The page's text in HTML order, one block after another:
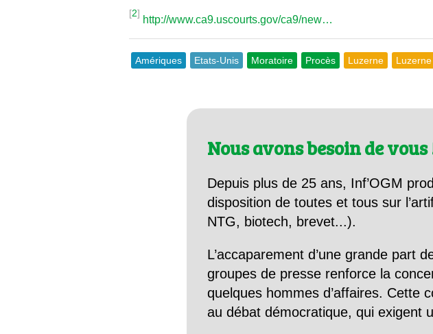
[2]
http://www.ca9.uscourts.gov/ca9/new…
Amériques Etats-Unis Moratoire Procès Luzerne Luzerne
Nous avons besoin de vous
Depuis plus de 25 ans, Inf’OGM
disposition de toutes et tous sur
NTG, biotech, brevet...).
L’accaparement d’une grande part
groupes de presse renforce la
quelques hommes d’affaires. Cette
au débat démocratique, qui exigent